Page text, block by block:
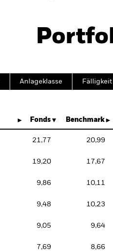
Anlageklasse Fälligkeit
Fonds Benchmark
21,77 20,99
19,20 17,67
9,86 10,11
9,48 10,23
9,05 9,64
7,69 8,66